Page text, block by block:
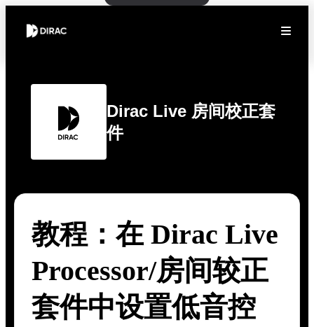
Dirac Live 房间校正套
件
教程：在 Dirac Live
Processor/房间较正
套件中设置低音控